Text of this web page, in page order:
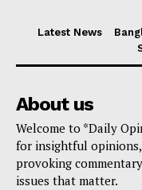
Latest News
About us
Welcome to *Daily
for insightful
provoking
issues that matter.